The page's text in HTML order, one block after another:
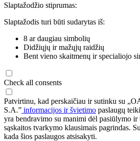
Slaptažodžio stiprumas:
Slaptažodis turi būti sudarytas iš:
8 ar daugiau simbolių
Didžiųjų ir mažųjų raidžių
Bent vieno skaitmenų ir specialiojo
Check all consents
Patvirtinu, kad perskaičiau ir sutinku su
S.A.” informacijos ir švietimo paslaugų
yra bendravimo su manimi dėl pasiūlymo ir
sąskaitos tvarkymo klausimais pagrindas.
kada šios paslaugos atsisakyti.